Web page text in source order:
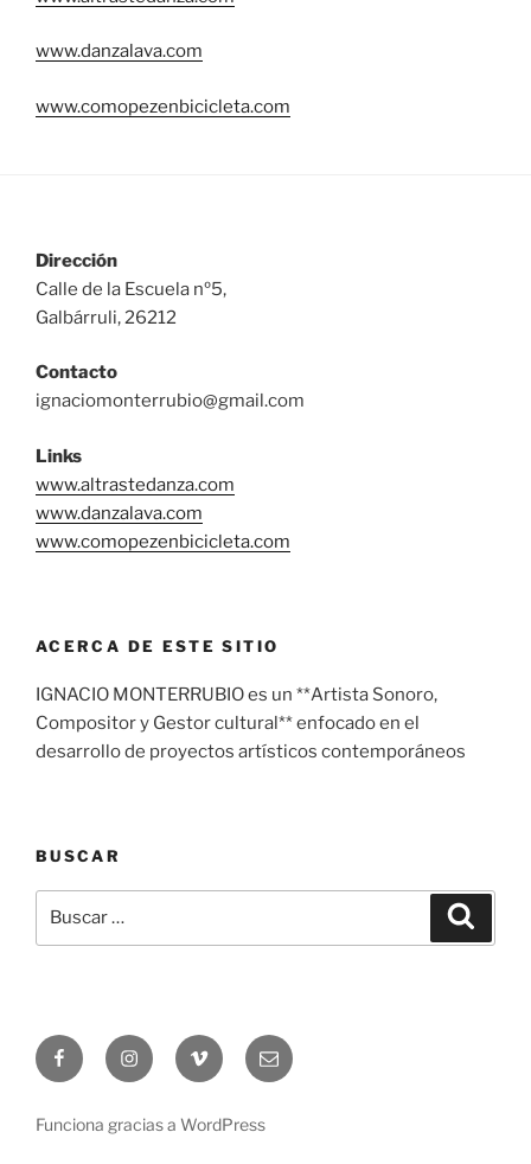
www.danzalava.com
www.comopezenbicicleta.com
Dirección
Calle de la Escuela nº5,
Galbárruli, 26212
Contacto
ignaciomonterrubio@gmail.com
Links
www.altrastedanza.com
www.danzalava.com
www.comopezenbicicleta.com
ACERCA DE ESTE SITIO
IGNACIO MONTERRUBIO es un **Artista Sonoro,
Compositor y Gestor cultural** enfocado en el
desarrollo de proyectos artísticos contemporáneos
BUSCAR
por:
FacebookInstagramVimeo Correo
electrónico
Funciona gracias a WordPress